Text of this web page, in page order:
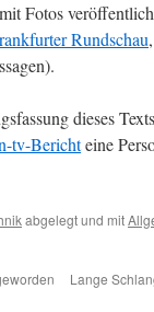
mit Fotos
Rundschau
dieses
tv-Berichteine
abgelegt und mit
Lange